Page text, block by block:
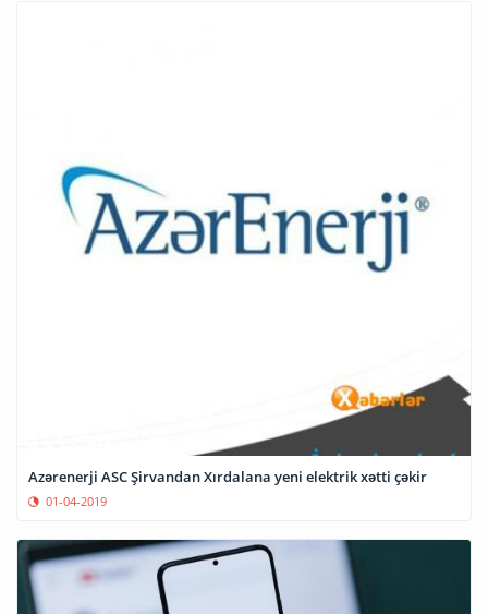
Azərenerji ASC Şirvandan Xırdalana yeni elektrik xətti çəkir
01-04-2019